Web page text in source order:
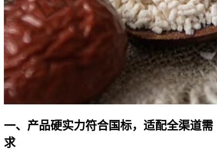
一、产品硬实力符合国标，适配全渠道需
求